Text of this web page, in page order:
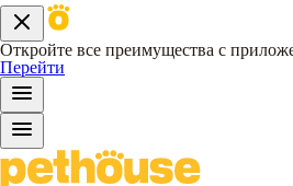
Откройте все преимущества с
Перейти